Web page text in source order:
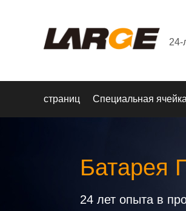
24-
страниц Специальная ячейка
Батарея
24 лет опыта в